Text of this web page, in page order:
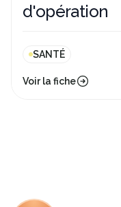
d'opération
SANTÉ
Voir la fiche